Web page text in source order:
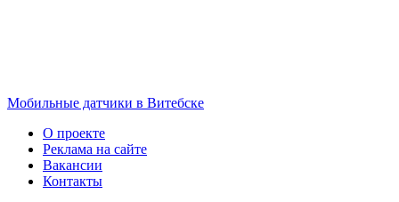
Мобильные датчики в Витебске
О проекте
Реклама на сайте
Вакансии
Контакты